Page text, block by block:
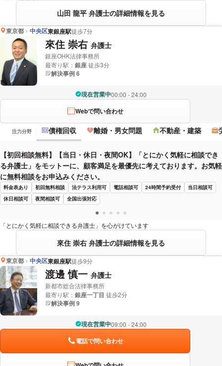
山田 龍平 弁護士の詳細情報を見る
東京都 中央区東銀座駅徒歩7分
來住 崇右 弁護士
銀座OHK法律事務所
最寄り駅： 銀座徒歩3分
解決事例 6
現在営業中00:00 - 24:00
Webで問い合わせ
注力分野 債権回収 離婚・男女問題 不動産・建築
【初回相談無料】【当日・休日・夜間OK】「とにかく気軽に相談でき
る弁護士」をモットーに、顧客満足を最優先に考えております。お気軽
に無料相談をお申込みください。
料金表あり 初回無料相談 法テラス利用可 電話相談可 24時間予約受付
当日相談可
休日相談可
夜間相談可 全国出張対応
「とにかく気軽に相談できる弁護士」を心がけています
來住 崇右 弁護士の詳細情報を見る
東京都 中央区東銀座駅徒歩9分
渡邊 慎一 弁護士
新都市総合法律事務所
最寄り駅： 銀座一丁目 徒歩2分
解決事例 9
現在営業中09:00 - 24:00
電話で問い合わせ